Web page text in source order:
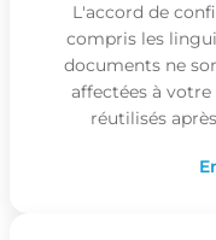
L'accord de
compris les
documents ne
affectées à
réutilisés